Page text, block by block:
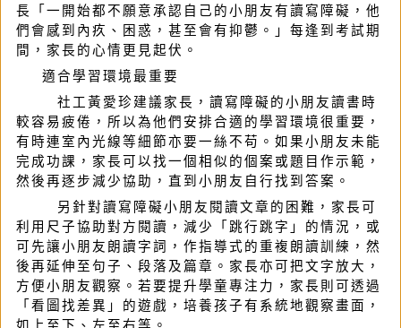
長「一開始都不願意承認自己的小朋友有讀寫障礙，他
們會感到內疚、困惑，甚至會有抑鬱。」每逢到考試期
間，家長的心情更見起伏。
適合學習環境最重要
社工黃愛珍建議家長，讀寫障礙的小朋友讀書時
較容易疲倦，所以為他們安排合適的學習環境很重要，
有時連室內光線等細節亦要一絲不苟。如果小朋友未能
完成功課，家長可以找一個相似的個案或題目作示範，
然後再逐步減少協助，直到小朋友自行找到答案。
另針對讀寫障礙小朋友閱讀文章的困難，家長可
利用尺子協助對方閱讀，減少「跳行跳字」的情況，或
可先讓小朋友朗讀字詞，作指導式的重複朗讀訓練，然
後再延伸至句子、段落及篇章。家長亦可把文字放大，
方便小朋友觀察。若要提升學童專注力，家長則可透過
「看圖找差異」的遊戲，培養孩子有系統地觀察畫面，